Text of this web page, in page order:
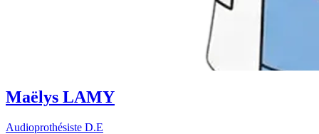
Maëlys LAMY
Audioprothésiste D.E